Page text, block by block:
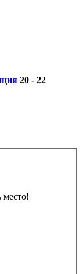
20 - 22
место!